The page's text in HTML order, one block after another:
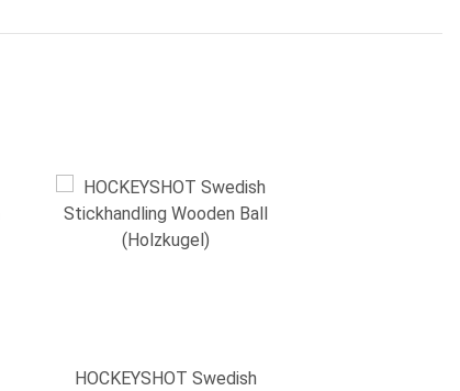
HOCKEYSHOT Swedish